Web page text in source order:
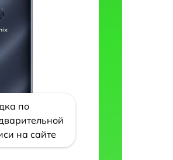
по
на сайте